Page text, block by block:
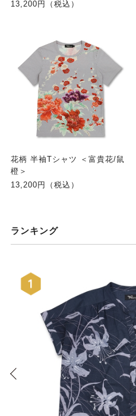
13,200円（税込）
花柄 半袖Tシャツ ＜富貴花/鼠
橙＞
13,200円（税込）
ランキング